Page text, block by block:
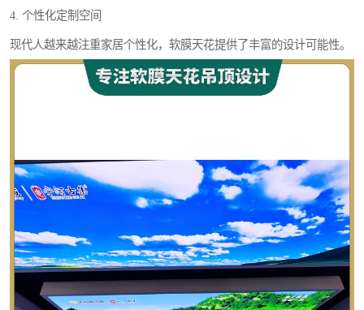
4. 个性化定制空间
现代人越来越注重家居个性化，软膜天花提供了丰富的设计可能性。